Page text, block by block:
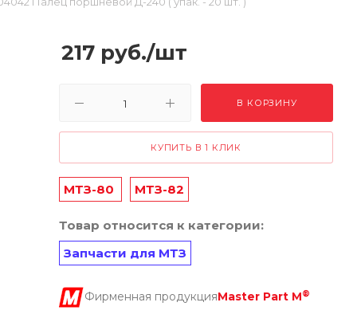
217 руб./шт
В КОРЗИНУ
КУПИТЬ В 1 КЛИК
МТЗ-80 МТЗ-82
Товар относится к категории:
Запчасти для МТЗ
Фирменная продукцияMaster Part M®